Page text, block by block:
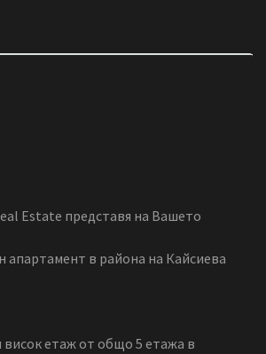
Estate представя на Вашето
апартамент в района на Кайсиева
висок етаж от общо 5 етажа в